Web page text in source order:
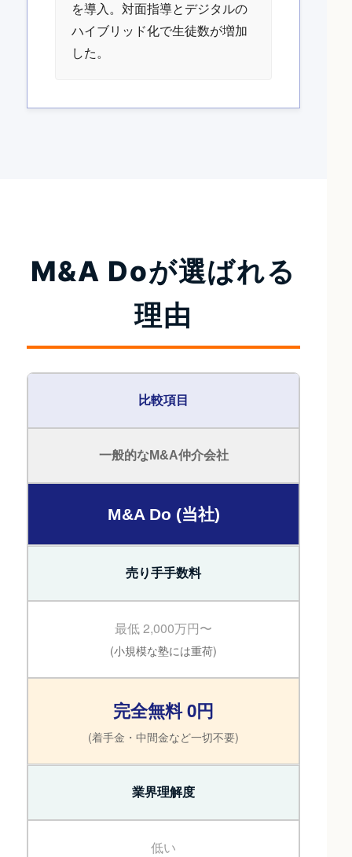
を導入。対面指導とデジタルの
ハイブリッド化で生徒数が増加
した。
M&A Doが選ばれる
理由
比較項目
一般的なM&A仲介会社
M&A Do (当社)
売り手手数料
最低 2,000万円〜
(小規模な塾には重荷)
完全無料 0円
(着手金・中間金など一切不要)
業界理解度
低い